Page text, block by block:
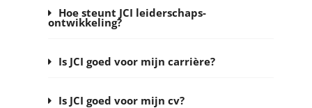
Hoe steunt JCI leiderschaps-
ontwikkeling?
Is JCI goed voor mijn carrière?
Is JCI goed voor mijn cv?